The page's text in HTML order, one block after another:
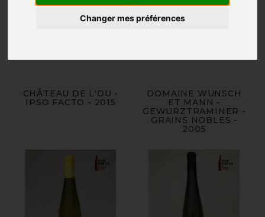
Changer mes préférences
CHÂTEAU DE L'OU -
IPSO FACTO - 2015
DOMAINE WUNSCH
ET MANN -
GEWURZTRAMINER -
GRAINS NOBLES -
2005